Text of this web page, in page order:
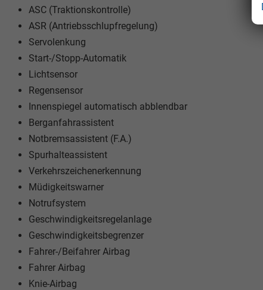
ASC (Traktionskontrolle)
ASR (Antriebsschlupfregelung)
Servolenkung
Start-/Stopp-Automatik
Lichtsensor
Regensensor
Innenspiegel automatisch abblendbar
Berganfahrassistent
Notbremsassistent (F.A.)
Spurhalteassistent
Verkehrszeichenerkennung
Müdigkeitswarner
Notrufsystem
Geschwindigkeitsregelanlage
Geschwindigkeitsbegrenzer
Fahrer-/Beifahrer Airbag
Fahrer Airbag
Knie-Airbag